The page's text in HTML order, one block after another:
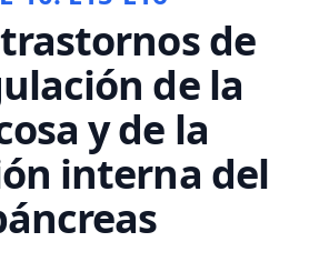
de
de la
y de la
interna del